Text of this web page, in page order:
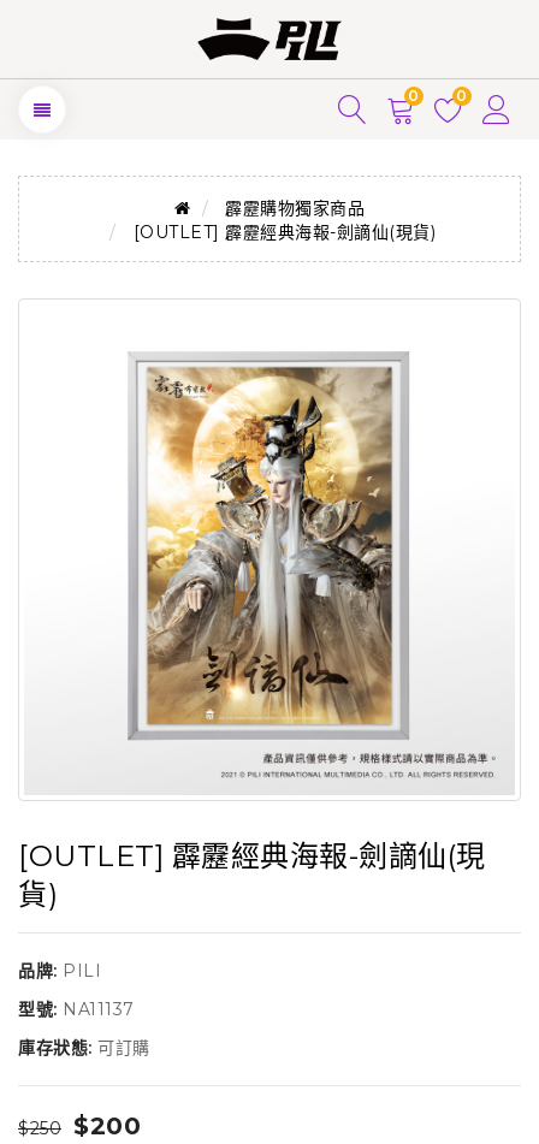
0 0
霹靂購物獨家商品
[OUTLET] 霹靂經典海報-劍謫仙(現貨)
[OUTLET] 霹靂經典海報-劍謫仙(現
貨)
品牌: PILI
型號: NA11137
庫存狀態: 可訂購
$250 $200